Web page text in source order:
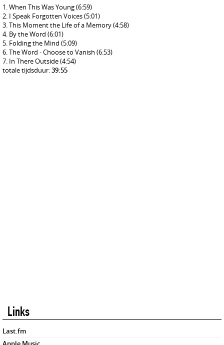
When This Was Young(6:59)
I Speak Forgotten Voices(5:01)
This Moment the Life of a Memory(4:58)
By the Word (6:01)
Folding the Mind (5:09)
The Word - Choose to Vanish (6:53)
In There Outside(4:54)
totale tijdsduur:39:55
Links
Last.fm